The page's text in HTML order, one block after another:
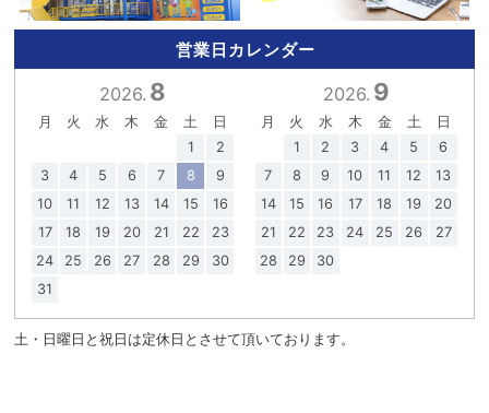
営業日カレンダー
2026. 8
月 火 水 木 金 土
日
1
2
3
4 5 6 7 8
9
10
11 12 13 14 15
16
17
18 19 20 21 22
23
24
25 26 27 28 29
30
31
2026. 9
月 火 水 木 金 土
日
1
2 3 4 5
6
7
8 9 10 11 12
13
14
15 16 17 18 19
20
21
22 23 24 25 26
27
28
29 30
土・日曜日と祝日は定休日とさせて頂いております。